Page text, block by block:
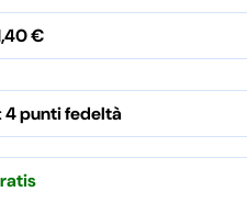
€
4 punti fedeltà